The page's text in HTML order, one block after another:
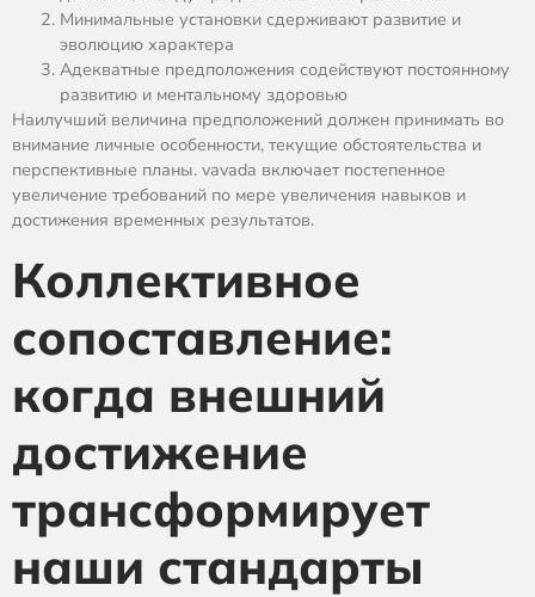
Минимальные установки сдерживают развитие и
эволюцию характера
Адекватные предположения содействуют постоянному
развитию и ментальному здоровью
Наилучший величина предположений должен принимать во
внимание личные особенности, текущие обстоятельства и
перспективные планы. vavada включает постепенное
увеличение требований по мере увеличения навыков и
достижения временных результатов.
Коллективное
сопоставление:
когда внешний
достижение
трансформирует
наши стандарты